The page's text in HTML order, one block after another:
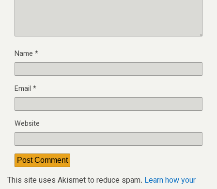
Name *
Email *
Website
This site uses Akismet to reduce spam. Learn how your